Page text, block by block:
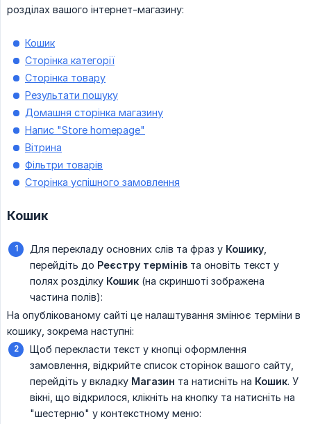
розділах вашого інтернет-магазину:
Кошик
Сторінка категорії
Сторінка товару
Результати пошуку
Домашня сторінка магазину
Напис "Store homepage"
Вітрина
Фільтри товарів
Сторінка успішного замовлення
Кошик
Для перекладу основних слів та фраз у Кошику
перейдіть до Реєстру термінів та оновіть текст у
полях розділку Кошик (на скриншоті зображена
частина полів):
На опублікованому сайті це налаштування змінює терміни в
кошику, зокрема наступні:
Щоб перекласти текст у кнопці оформлення
замовлення, відкрийте список сторінок вашого сайту,
перейдіть у вкладку Магазин та натисніть на Кошик. У
вікні, що відкрилося, клікніть на кнопку та натисніть на
"шестерню" у контекстному меню: